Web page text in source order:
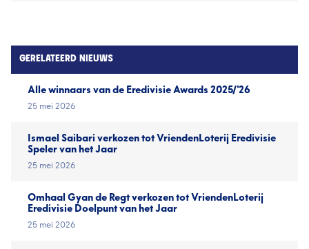
GERELATEERD NIEUWS
Alle winnaars van de Eredivisie Awards 2025/'26
25 mei 2026
Ismael Saibari verkozen tot VriendenLoterij Eredivisie
Speler van het Jaar
25 mei 2026
Omhaal Gyan de Regt verkozen tot VriendenLoterij
Eredivisie Doelpunt van het Jaar
25 mei 2026